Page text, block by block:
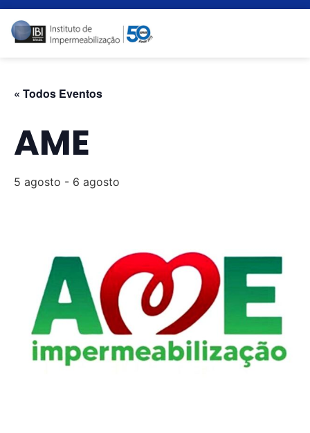
« Todos Eventos
AME
5 agosto - 6 agosto